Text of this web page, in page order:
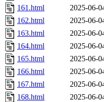
161.html
2025-06-
162.html
2025-06-
163.html
2025-06-
164.html
2025-06-
165.html
2025-06-
166.html
2025-06-
167.html
2025-06-
168.html
2025-06-